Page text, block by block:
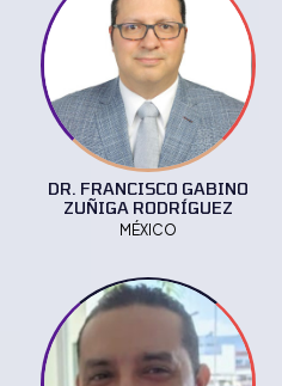
DR. FRANCISCO GABINO
ZUÑIGA RODRÍGUEZ
MÉXICO